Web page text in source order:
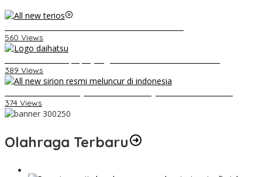
560 Views
389 Views
374 Views
Olahraga Terbaru